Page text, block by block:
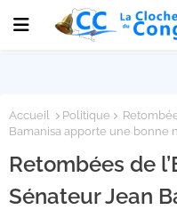
Accueil Politique
Bamanisa apporte une bonne
Retombées de
Sénateur Jean